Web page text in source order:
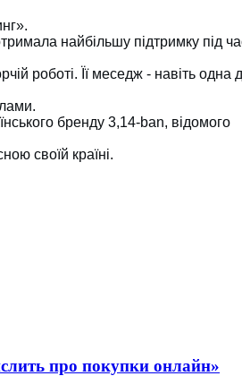
найбільшу підтримку під
роботі. Її меседж - навіть одна
бренду 3,14-ban, відомого
своїй країні.
про покупки онлайн»